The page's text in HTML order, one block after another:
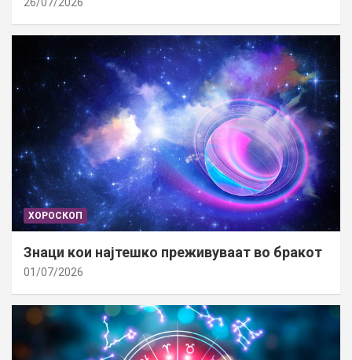
ХОРОСКОП
Знаци кои најтешко преживуваат во бракот
01/07/2026